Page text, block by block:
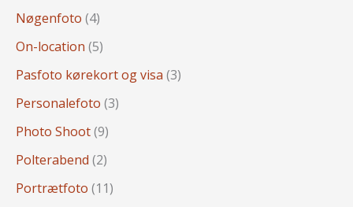
Nøgenfoto (4)
On-location (5)
Pasfoto kørekort og visa (3)
Personalefoto (3)
Photo Shoot(9)
Polterabend (2)
Portrætfoto (11)